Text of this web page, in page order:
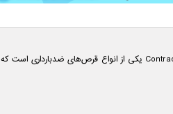
قرص ال دی یا Contraceptive LD یکی از انواع قرص‌های ضدبارداری است که